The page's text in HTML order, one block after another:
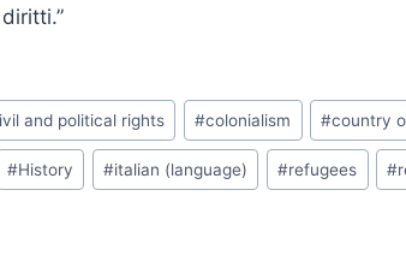
and political rights #colonialism #country
#History #italian (language) #refugees #